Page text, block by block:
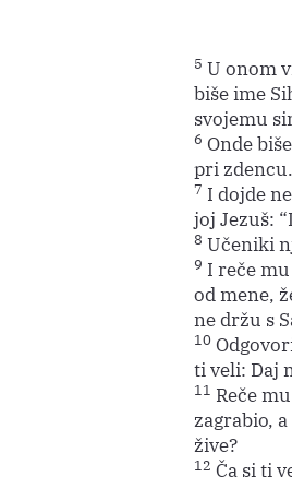
5 U onom
biše ime
svojemu
6 Onde
pri
7 I dojde
joj Jezuš:
8 Učeniki
9 I reče
od mene,
ne držu s
10
ti veli: Daj
11 Reče
zagrabio,
žive?
12 Ča si ti